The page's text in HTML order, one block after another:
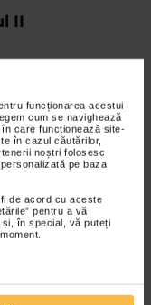
funcționarea acestui
cum se navighează
care funcționează site-
în cazul căutărilor,
noștri folosesc
pe baza
de acord cu aceste
pentru a vă
și, în special, vă puteți
II